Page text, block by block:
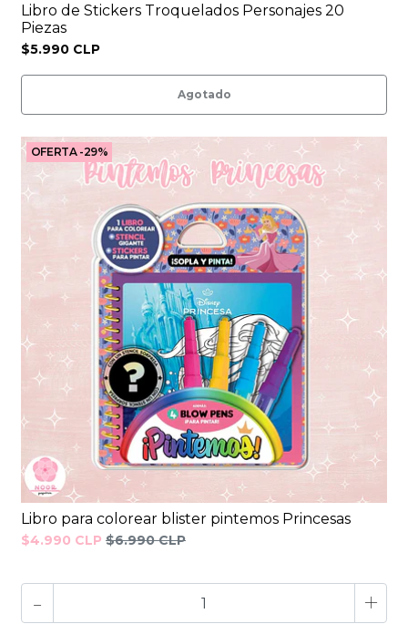
Libro de Stickers Troquelados Personajes 20
Piezas
$5.990 CLP
Agotado
OFERTA -29%
Libro para colorear blister pintemos Princesas
$4.990 CLP $6.990 CLP
- +